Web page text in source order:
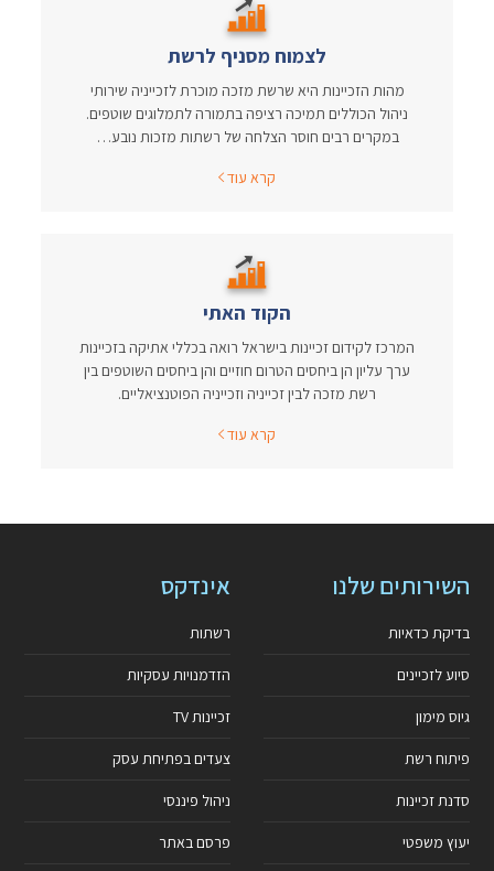
לצמוח מסניף לרשת
מהות הזכיינות היא שרשת מזכה מוכרת לזכייניה שירותי
ניהול הכוללים תמיכה רציפה בתמורה לתמלוגים שוטפים.
במקרים רבים חוסר הצלחה של רשתות מזכות נובע…
קרא עוד
הקוד האתי
המרכז לקידום זכיינות בישראל רואה בכללי אתיקה בזכיינות
ערך עליון הן ביחסים הטרום חוזיים והן ביחסים השוטפים בין
רשת מזכה לבין זכייניה וזכייניה הפוטנציאליים.
קרא עוד
השירותים שלנו
בדיקת כדאיות
סיוע לזכיינים
גיוס מימון
פיתוח רשת
סדנת זכיינות
יעוץ משפטי
אינדקס
רשתות
הזדמנויות עסקיות
זכיינות TV
צעדים בפתיחת עסק
ניהול פיננסי
פרסם באתר